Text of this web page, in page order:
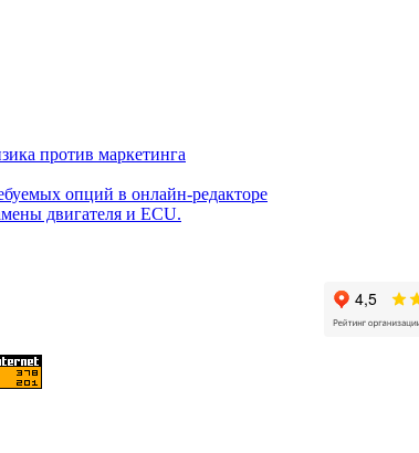
против маркетинга
опций в онлайн-редакторе
двигателя и ECU.